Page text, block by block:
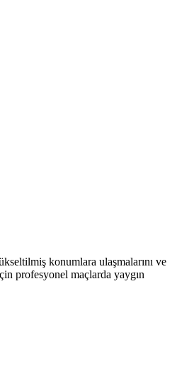
konumlara ulaşmalarını ve
profesyonel maçlarda yaygın